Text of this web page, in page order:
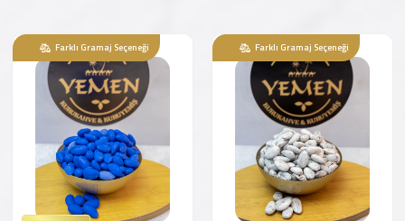
Farklı Gramaj Seçeneği Farklı Gramaj Seçeneği